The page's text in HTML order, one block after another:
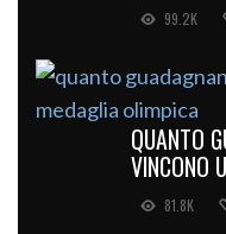
99.2K
QUANTO
VINCONO
81.8K